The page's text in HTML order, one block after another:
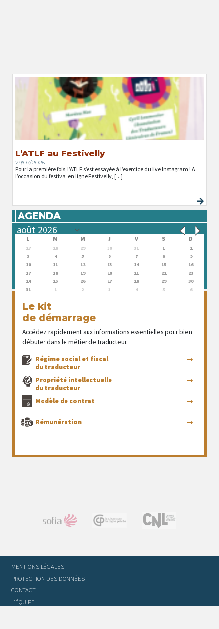
L’ATLF au Festivelly
29/07/2026
Pour la première fois, l’ATLF s’est essayée à l’exercice du live Instagram ! A
l’occasion du festival en ligne Festivelly, [...]
AGENDA
L M M J V S D
27 28 29 30 31 1
2
3
4 5 6 7 8
9
10
11 12 13 14 15
16
17
18 19 20 21 22
23
24
25 26 27 28 29
30
31
1 2 3 4 5 6
Le kit
de démarrage
Accédez rapidement aux informations essentielles pour bien
débuter dans le métier de traducteur.
Régime social et fiscal
du traducteur
Propriété intellectuelle
du traducteur
Modèle de contrat
Rémunération
MENTIONS LÉGALES
PROTECTION DES DONNÉES
CONTACT
L’ÉQUIPE